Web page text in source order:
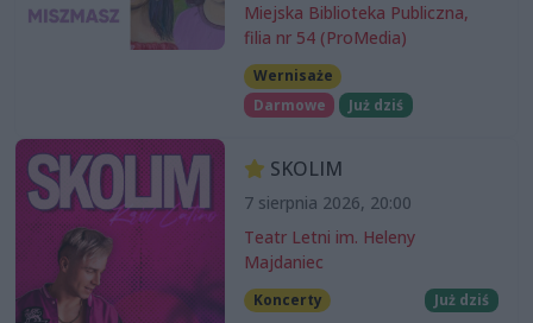
Miejska Biblioteka Publiczna,
filia nr 54 (ProMedia)
Wernisaże
Darmowe
Już dziś
SKOLIM
7 sierpnia 2026, 20:00
Teatr Letni im. Heleny
Majdaniec
Koncerty Już dziś